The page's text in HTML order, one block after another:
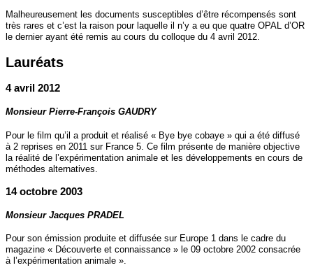
Challenge"
- Le rapport 2023 de la Charte de Tranparence du GIRCOR est disopnible
Rapport GIRCOR
Malheureusement les documents susceptibles d’être récompensés sont
très rares et c’est la raison pour laquelle il n’y a eu que quatre OPAL d’OR
le dernier ayant été remis au cours du colloque du 4 avril 2012.
Lauréats
4 avril 2012
Monsieur Pierre-François GAUDRY
Pour le film qu’il a produit et réalisé « Bye bye cobaye » qui a été diffusé
à 2 reprises en 2011 sur France 5. Ce film présente de manière objective
la réalité de l’expérimentation animale et les développements en cours de
méthodes alternatives.
14 octobre 2003
Monsieur Jacques PRADEL
Pour son émission produite et diffusée sur Europe 1 dans le cadre du
magazine « Découverte et connaissance » le 09 octobre 2002 consacrée
à l’expérimentation animale ».